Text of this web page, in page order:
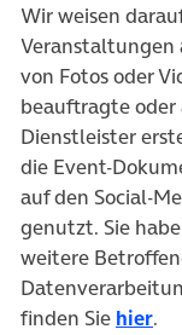
Wir weisen
Veranstaltungen
von Fotos oder
beauftragte
Dienstleister
die Event-
auf den Social-
genutzt. Sie
weitere
finden Sie hier.